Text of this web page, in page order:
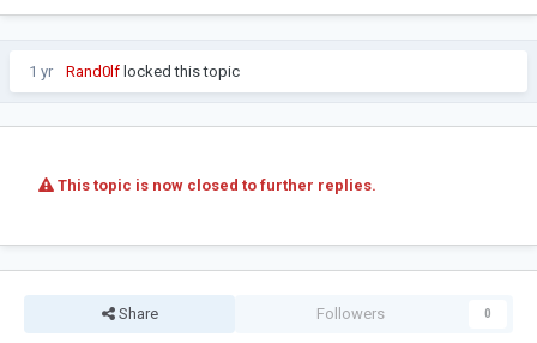
1 yr Rand0lf locked this topic
This topic is now closed to further replies.
Share Followers 0